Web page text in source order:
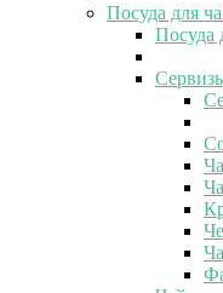
Посуда для
Посуда